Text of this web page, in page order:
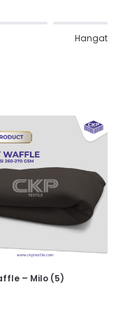
Hangat
– Milo (5)